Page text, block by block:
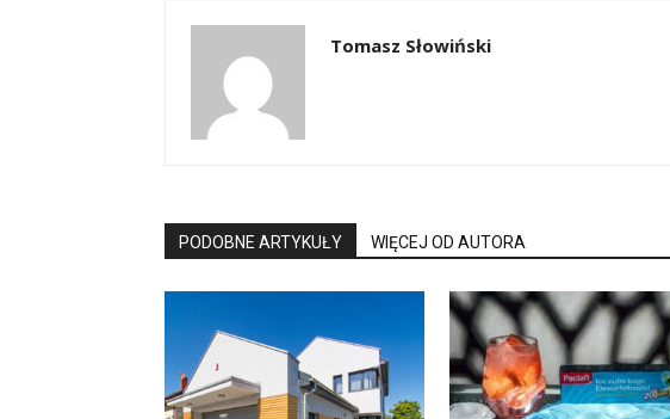
Tomasz Słowiński
PODOBNE ARTYKUŁY WIĘCEJ OD AUTORA